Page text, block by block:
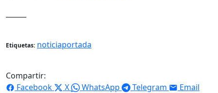
Etiquetas: noticiaportada
Compartir:
Facebook
X WhatsApp Telegram Email